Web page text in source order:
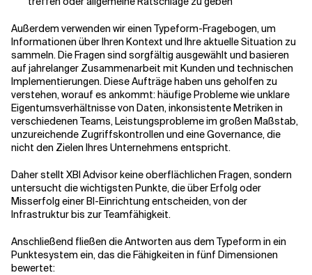
Außerdem verwenden wir einen Typeform-Fragebogen, um
Informationen über Ihren Kontext und Ihre aktuelle Situation zu
sammeln. Die Fragen sind sorgfältig ausgewählt und basieren
auf jahrelanger Zusammenarbeit mit Kunden und technischen
Implementierungen. Diese Aufträge haben uns geholfen zu
verstehen, worauf es ankommt: häufige Probleme wie unklare
Eigentumsverhältnisse von Daten, inkonsistente Metriken in
verschiedenen Teams, Leistungsprobleme im großen Maßstab,
unzureichende Zugriffskontrollen und eine Governance, die
nicht den Zielen Ihres Unternehmens entspricht.
Daher stellt XBI Advisor keine oberflächlichen Fragen, sondern
untersucht die wichtigsten Punkte, die über Erfolg oder
Misserfolg einer BI-Einrichtung entscheiden, von der
Infrastruktur bis zur Teamfähigkeit.
Anschließend fließen die Antworten aus dem Typeform in ein
Punktesystem ein, das die Fähigkeiten in fünf Dimensionen
bewertet: